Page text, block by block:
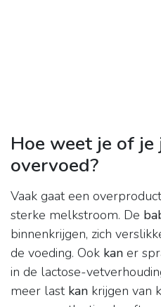
Hoe weet je of je
overvoed?
Vaak gaat een
sterke melkstroom. De
binnenkrijgen, zich
de voeding. Ook kan er
in de lactose-
meer last kan krijgen van